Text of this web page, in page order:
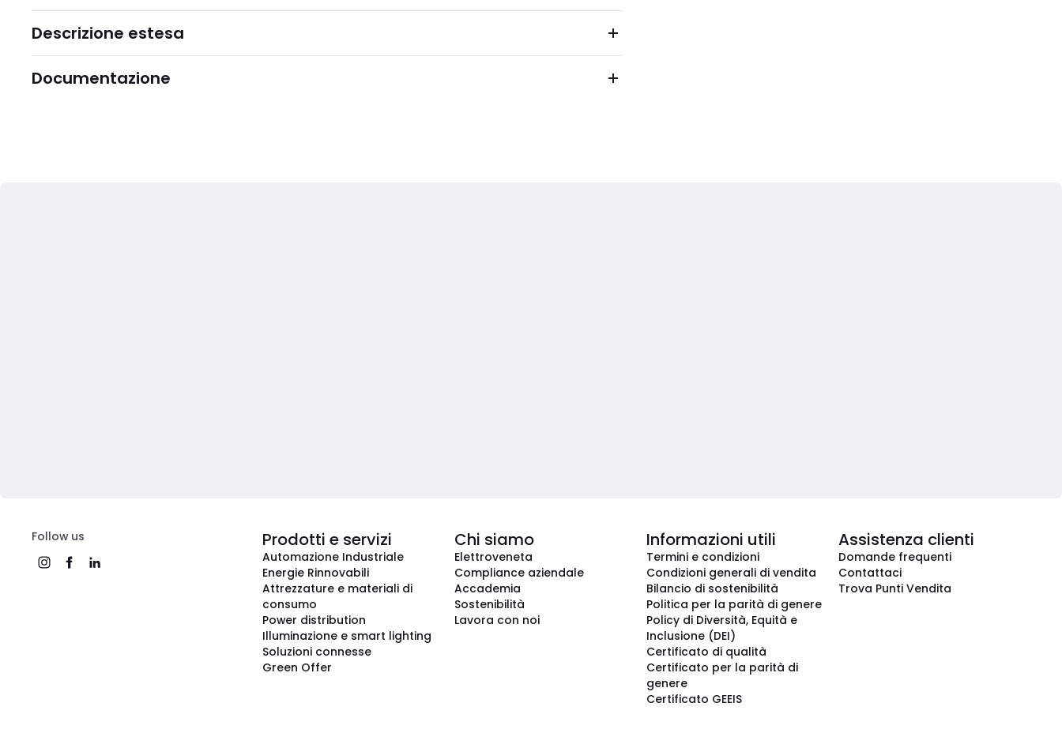
Descrizione estesa
Documentazione
Follow us Prodotti e servizi
Automazione Industriale
Energie Rinnovabili
Attrezzature e materiali di
consumo
Power distribution
Illuminazione e smart lighting
Soluzioni connesse
Green Offer
Chi siamo
Elettroveneta
Compliance aziendale
Accademia
Sostenibilità
Lavora con noi
Informazioni utili
Termini e condizioni
Condizioni generali di vendita
Bilancio di sostenibilità
Politica per la parità di genere
Policy di Diversità, Equità e
Inclusione (DEI)
Certificato di qualità
Certificato per la parità di
genere
Certificato GEEIS
Assistenza clienti
Domande frequenti
Contattaci
Trova Punti Vendita